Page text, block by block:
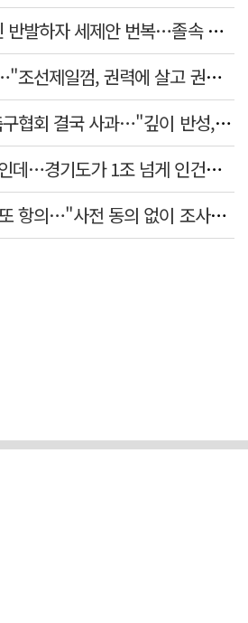
국힘 "李대통령, 국민 반발하자 세제안 번복…졸속 국정 즉각 중단"
홍준표, 한동훈 맹폭…"조선제일껌, 권력에 살고 권력에 죽었다"
'심판 성접대' 논란 축구협회 결국 사과…"깊이 반성, 쇄신하겠다"
추미애 "국가직 소방인데…경기도가 1조 넘게 인건비 대납"
일본, 독도 해양조사 또 항의…"사전 동의 없이 조사" 주장